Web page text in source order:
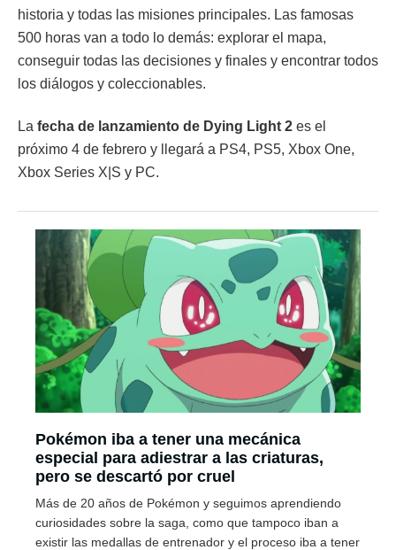
historia y todas las misiones principales. Las famosas
500 horas van a todo lo demás: explorar el mapa,
conseguir todas las decisiones y finales y encontrar todos
los diálogos y coleccionables.
La fecha de lanzamiento de Dying Light 2 es el
próximo 4 de febrero y llegará a PS4, PS5, Xbox One,
Xbox Series X|S y PC.
Pokémon iba a tener una mecánica
especial para adiestrar a las criaturas,
pero se descartó por cruel
Más de 20 años de Pokémon y seguimos aprendiendo
curiosidades sobre la saga, como que tampoco iban a
existir las medallas de entrenador y el proceso iba a tener